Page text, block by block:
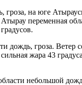
гроза, на юге
переменная
дождь, гроза. Ветер
жара 43
небольшой